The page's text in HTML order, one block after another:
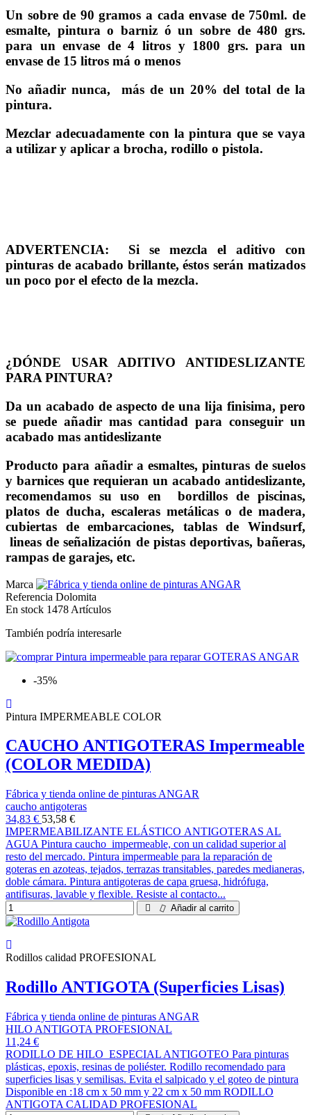
Un sobre de 90 gramos a cada envase de 750ml. de
esmalte, pintura o barniz ó un sobre de 480 grs.
para un envase de 4 litros y 1800 grs. para un
envase de 15 litros má o menos
No añadir nunca, más de un 20% del total de la
pintura.
Mezclar adecuadamente con la pintura que se vaya
a utilizar y aplicar a brocha, rodillo o pistola.
ADVERTENCIA: Si se mezcla el aditivo con
pinturas de acabado brillante, éstos serán matizados
un poco por el efecto de la mezcla.
¿DÓNDE USAR ADITIVO ANTIDESLIZANTE
PARA PINTURA?
Da un acabado de aspecto de una lija finisima, pero
se puede añadir mas cantidad para conseguir un
acabado mas antideslizante
Producto para añadir a esmaltes, pinturas de suelos
y barnices que requieran un acabado antideslizante,
recomendamos su uso en bordillos de piscinas,
platos de ducha, escaleras metálicas o de madera,
cubiertas de embarcaciones, tablas de Windsurf,
lineas de señalización de pistas deportivas, bañeras,
rampas de garajes, etc.
Marca
Referencia Dolomita
En stock 1478 Artículos
También podría interesarle
-35%
Pintura IMPERMEABLE COLOR
CAUCHO ANTIGOTERAS Impermeable
(COLOR MEDIDA)
Fábrica y tienda online de pinturas ANGAR
caucho antigoteras
34,83 € 53,58 €
IMPERMEABILIZANTE ELÁSTICO ANTIGOTERAS AL
AGUA Pintura caucho impermeable, con un calidad superior al
resto del mercado. Pintura impermeable para la reparación de
goteras en azoteas, tejados, terrazas transitables, paredes medianeras,
doble cámara. Pintura antigoteras de capa gruesa, hidrófuga,
antifisuras, lavable y flexible. Resiste al contacto...
Añadir al carrito
Rodillos calidad PROFESIONAL
Rodillo ANTIGOTA (Superficies Lisas)
Fábrica y tienda online de pinturas ANGAR
HILO ANTIGOTA PROFESIONAL
11,24 €
RODILLO DE HILO ESPECIAL ANTIGOTEO Para pinturas
plásticas, epoxis, resinas de poliéster. Rodillo recomendado para
superficies lisas y semilisas. Evita el salpicado y el goteo de pintura
Disponible en :18 cm x 50 mm y 22 cm x 50 mm RODILLO
ANTIGOTA CALIDAD PROFESIONAL